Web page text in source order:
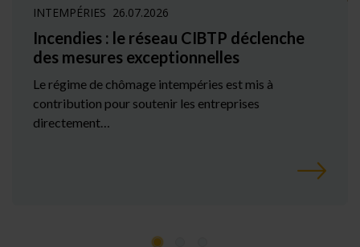
INTEMPÉRIES 26.07.2026
Incendies : le réseau CIBTP déclenche
des mesures exceptionnelles
Le régime de chômage intempéries est mis à
contribution pour soutenir les entreprises
directement…